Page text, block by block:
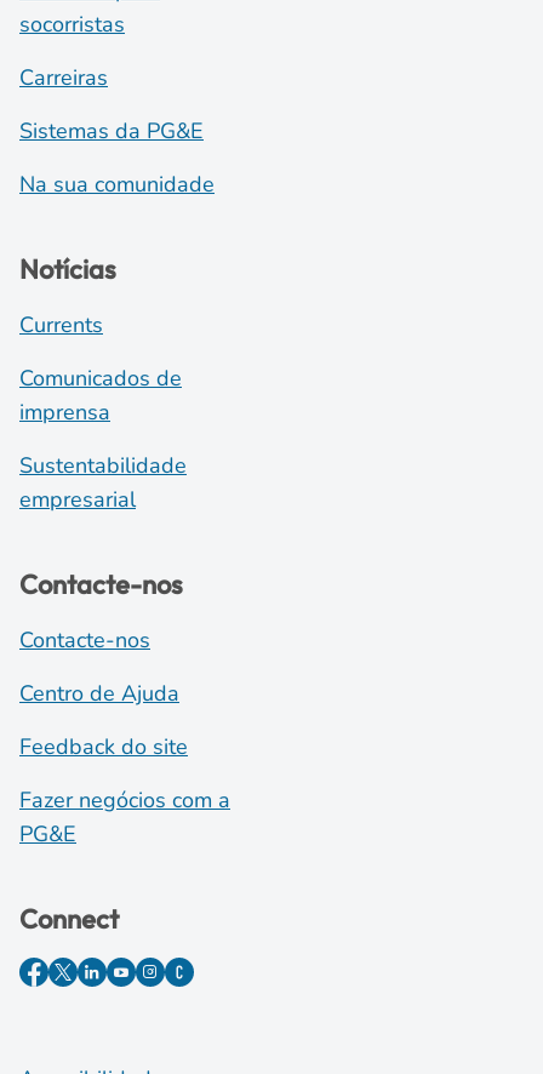
socorristas
Carreiras
Sistemas da PG&E
Na sua comunidade
Notícias
Currents
Comunicados de
imprensa
Sustentabilidade
empresarial
Contacte-nos
Contacte-nos
Centro de Ajuda
Feedback do site
Fazer negócios com a
PG&E
Connect